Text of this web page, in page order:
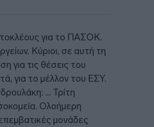
για το ΠΑΣΟΚ.
Κύριοι, σε αυτή τη
για τις θέσεις του
για το μέλλον του ΕΣΥ.
… Τρίτη
Ολοήμερη
μονάδες